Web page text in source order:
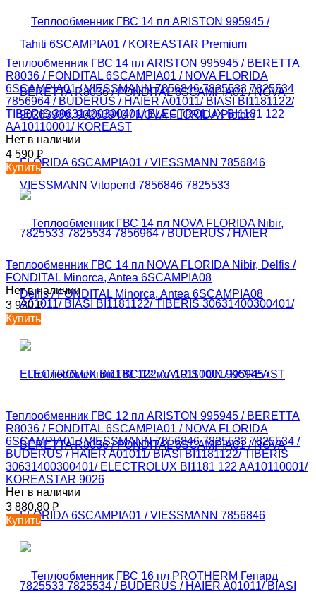
Теплообменник ГВС 14 пл ARISTON 995945 / BERETTA
R8036 / FONDITAL 6SCAMPIA01 / NOVA FLORIDA
6SCAMPIA01 / VIESSMANN 7856846 7825533 7825534
7856964 / BUDERUS / HAIER A01011/ BIASI BI1181122/
TIBERIS 30631400300401/ ELECTROLUX BI1181 122
AA10110001/ KOREAST
Нет в наличии
4 590 ₽
Купить
Теплообменник ГВС 14 пл NOVA FLORIDA Nibir, Delfis /
FONDITAL Minorca, Antea 6SCAMPIA08
Нет в наличии
3 920₽
Купить
Теплообменник ГВС 12 пл ARISTON 995945 / BERETTA
R8036 / FONDITAL 6SCAMPIA01 / NOVA FLORIDA
6SCAMPIA01 / VIESSMANN 7856846 7825533 7825534 /
BUDERUS / HAIER A01011/ BIASI BI1181122/ TIBERIS
30631400300401/ ELECTROLUX BI1181 122 AA10110001/
KOREASTAR 9026
Нет в наличии
3 880,80 ₽
Купить